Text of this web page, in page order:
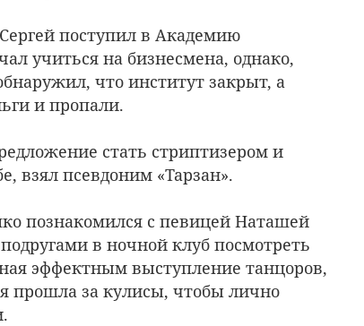
поступил в Академию
учиться на бизнесмена, однако,
что институт закрыт, а
и пропали.
стать стриптизером и
взял псевдоним «Тарзан».
познакомился с певицей Наташей
в ночной клуб посмотреть
эффектным выступление танцоров,
прошла за кулисы, чтобы лично